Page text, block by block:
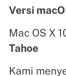
Versi
Mac OS X
Tahoe
Kami